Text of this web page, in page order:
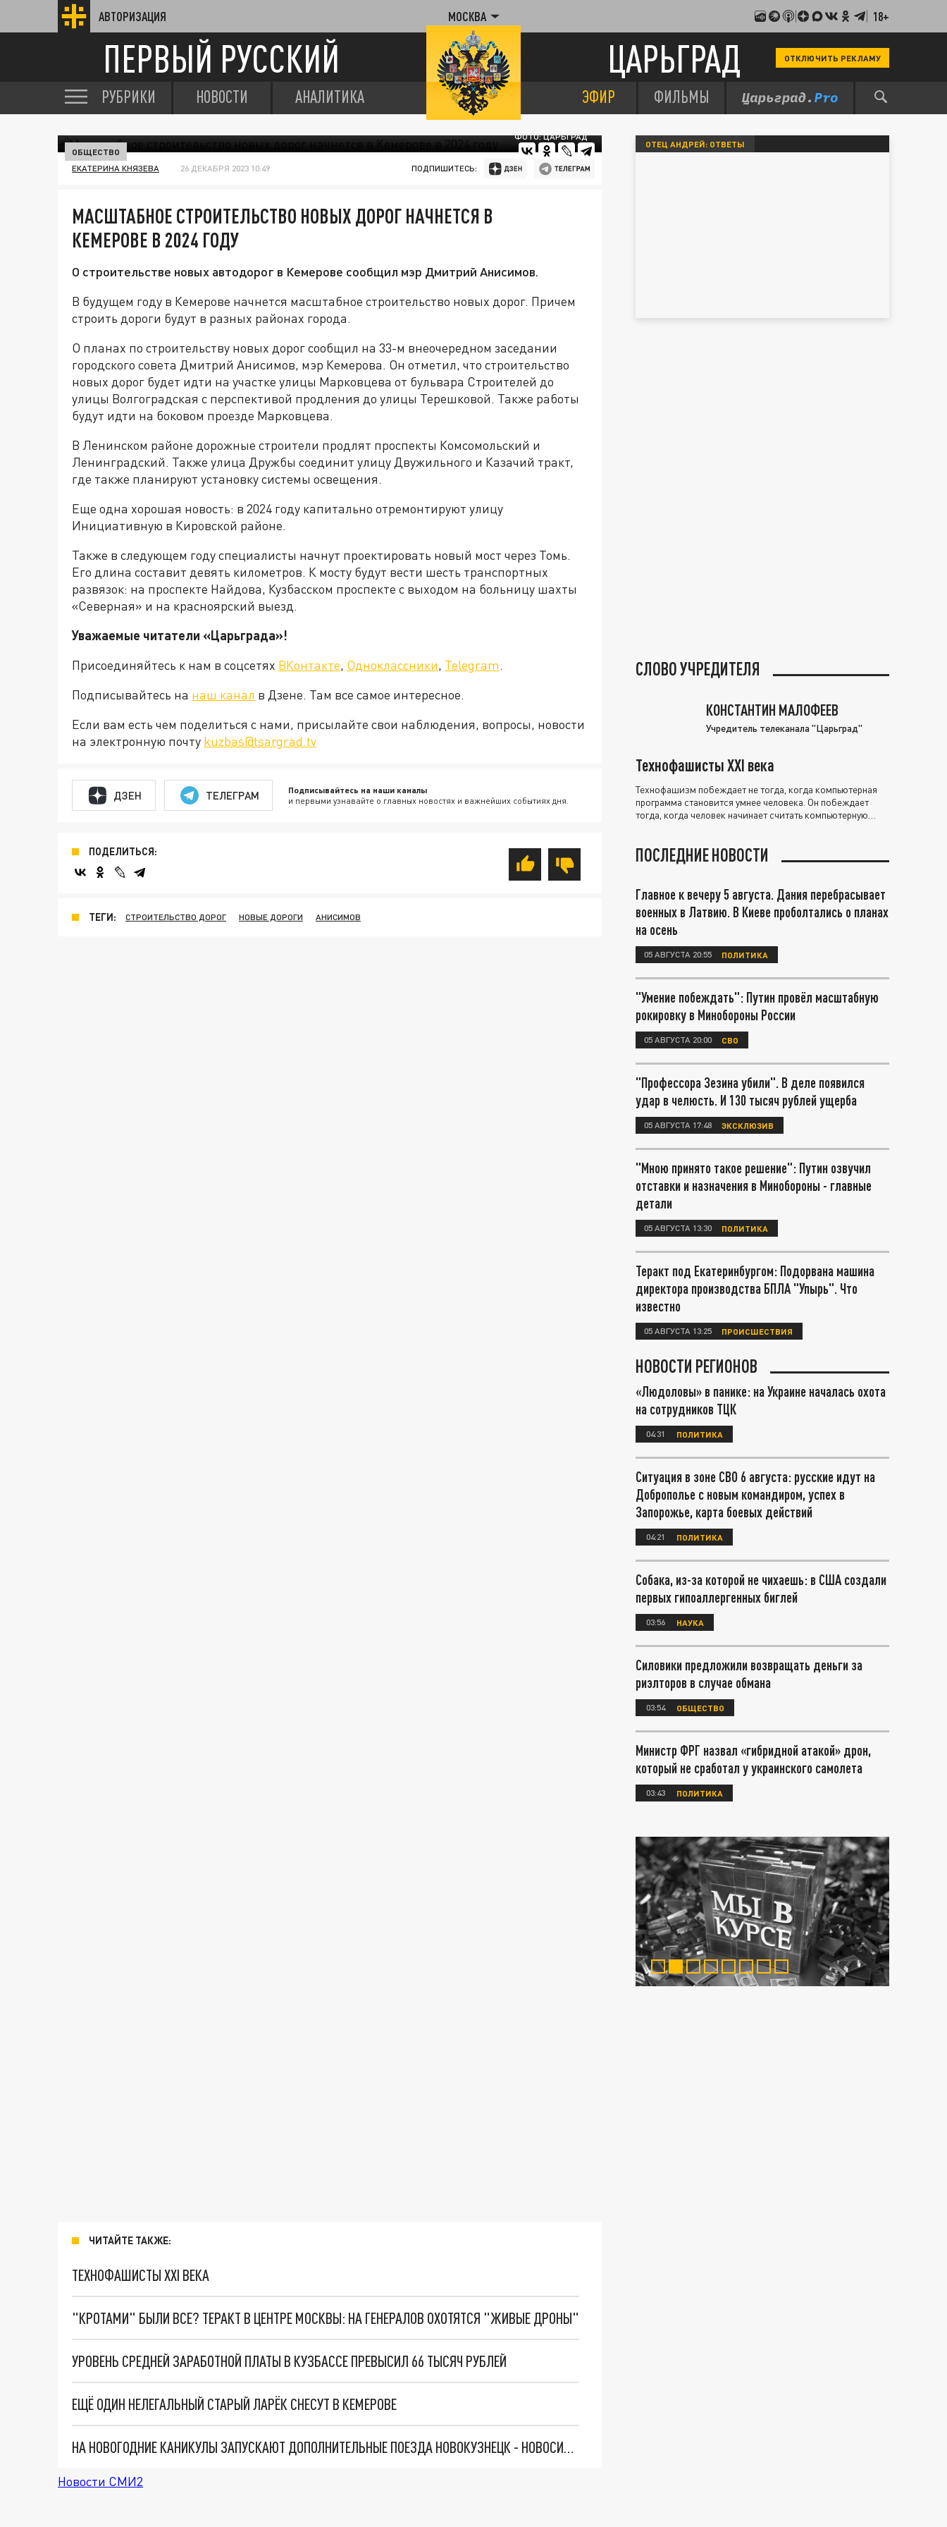
АВТОРИЗАЦИЯ МОСКВА 18+
ПЕРВЫЙ РУССКИЙ ЦАРЬГРАД ОТКЛЮЧИТЬ РЕКЛАМУ
РУБРИКИ НОВОСТИ АНАЛИТИКА ЭФИР ФИЛЬМЫ
ФОТО: ЦАРЬГРАД
ОБЩЕСТВО
ЕКАТЕРИНА КНЯЗЕВА 26 ДЕКАБРЯ 2023 10:49 ПОДПИШИТЕСЬ:
МАСШТАБНОЕ СТРОИТЕЛЬСТВО НОВЫХ ДОРОГ НАЧНЕТСЯ В
КЕМЕРОВЕ В 2024 ГОДУ
О строительстве новых автодорог в Кемерове сообщил мэр Дмитрий Анисимов.
В будущем году в Кемерове начнется масштабное строительство новых дорог. Причем
строить дороги будут в разных районах города.
О планах по строительству новых дорог сообщил на 33-м внеочередном заседании
городского совета Дмитрий Анисимов, мэр Кемерова. Он отметил, что строительство
новых дорог будет идти на участке улицы Марковцева от бульвара Строителей до
улицы Волгоградская с перспективой продления до улицы Терешковой. Также работы
будут идти на боковом проезде Марковцева.
В Ленинском районе дорожные строители продлят проспекты Комсомольский и
Ленинградский. Также улица Дружбы соединит улицу Двужильного и Казачий тракт,
где также планируют установку системы освещения.
Еще одна хорошая новость: в 2024 году капитально отремонтируют улицу
Инициативную в Кировской районе.
Также в следующем году специалисты начнут проектировать новый мост через Томь.
Его длина составит девять километров. К мосту будут вести шесть транспортных
развязок: на проспекте Найдова, Кузбасском проспекте с выходом на больницу шахты
«Северная» и на красноярский выезд.
Уважаемые читатели «Царьграда»!
Присоединяйтесь к нам в соцсетях ВКонтакте, Одноклассники, Telegram.
Подписывайтесь на наш канал в Дзене. Там все самое интересное.
Если вам есть чем поделиться с нами, присылайте свои наблюдения, вопросы, новости
на электронную почту kuzbas@tsargrad.tv
ДЗЕН ТЕЛЕГРАМ Подписывайтесь на наши каналы
и первыми узнавайте о главных новостях и важнейших событиях дня.
ПОДЕЛИТЬСЯ:
ТЕГИ: СТРОИТЕЛЬСТВО ДОРОГ НОВЫЕ ДОРОГИ АНИСИМОВ
ЧИТАЙТЕ ТАКЖЕ:
ТЕХНОФАШИСТЫ XXI ВЕКА
"КРОТАМИ" БЫЛИ ВСЕ? ТЕРАКТ В ЦЕНТРЕ МОСКВЫ: НА ГЕНЕРАЛОВ ОХОТЯТСЯ "ЖИВЫЕ ДРОНЫ"
УРОВЕНЬ СРЕДНЕЙ ЗАРАБОТНОЙ ПЛАТЫ В КУЗБАССЕ ПРЕВЫСИЛ 66 ТЫСЯЧ РУБЛЕЙ
ЕЩЁ ОДИН НЕЛЕГАЛЬНЫЙ СТАРЫЙ ЛАРЁК СНЕСУТ В КЕМЕРОВЕ
НА НОВОГОДНИЕ КАНИКУЛЫ ЗАПУСКАЮТ ДОПОЛНИТЕЛЬНЫЕ ПОЕЗДА НОВОКУЗНЕЦК - НОВОСИБИРСК
Новости СМИ2
ОТЕЦ АНДРЕЙ: ОТВЕТЫ
СЛОВО УЧРЕДИТЕЛЯ
КОНСТАНТИН МАЛОФЕЕВ
Учредитель телеканала "Царьград"
Технофашисты XXI века
Технофашизм побеждает не тогда, когда компьютерная
программа становится умнее человека. Он побеждает
тогда, когда человек начинает считать компьютерную
ПОСЛЕДНИЕ НОВОСТИ
Главное к вечеру 5 августа. Дания перебрасывает
военных в Латвию. В Киеве проболтались о планах
на осень
05 АВГУСТА 20:55 ПОЛИТИКА
"Умение побеждать": Путин провёл масштабную
рокировку в Минобороны России
05 АВГУСТА 20:00 СВО
"Профессора Зезина убили". В деле появился
удар в челюсть. И 130 тысяч рублей ущерба
05 АВГУСТА 17:48 ЭКСКЛЮЗИВ
"Мною принято такое решение": Путин озвучил
отставки и назначения в Минобороны - главные
детали
05 АВГУСТА 13:30 ПОЛИТИКА
Теракт под Екатеринбургом: Подорвана машина
директора производства БПЛА "Упырь". Что
известно
05 АВГУСТА 13:25 ПРОИСШЕСТВИЯ
НОВОСТИ РЕГИОНОВ
«Людоловы» в панике: на Украине началась охота
на сотрудников ТЦК
04:31 ПОЛИТИКА
Ситуация в зоне СВО 6 августа: русские идут на
Доброполье с новым командиром, успех в
Запорожье, карта боевых действий
04:21 ПОЛИТИКА
Собака, из-за которой не чихаешь: в США создали
первых гипоаллергенных биглей
03:56 НАУКА
Силовики предложили возвращать деньги за
риэлторов в случае обмана
03:54 ОБЩЕСТВО
Министр ФРГ назвал «гибридной атакой» дрон,
который не сработал у украинского самолета
03:43 ПОЛИТИКА